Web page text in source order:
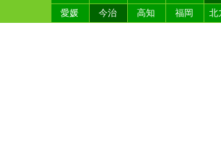
愛媛
今治 高知 福岡 北